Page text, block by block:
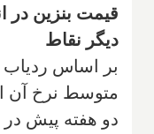
قیمت بنزین در
دیگر نقاط
بر اساس
دو هفته پیش در